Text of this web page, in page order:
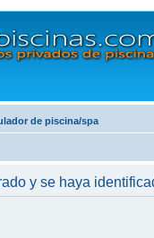
de piscina/spa
y se haya